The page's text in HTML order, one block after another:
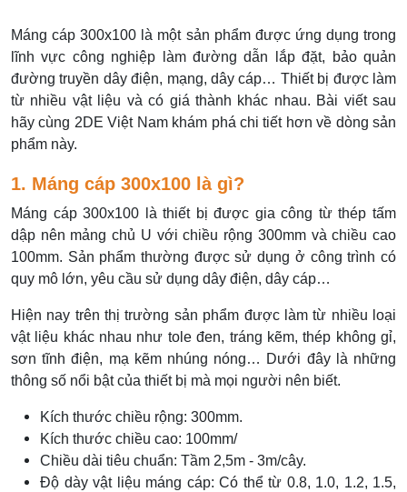
Máng cáp 300x100 là một sản phẩm được ứng dụng trong
lĩnh vực công nghiệp làm đường dẫn lắp đặt, bảo quản
đường truyền dây điện, mạng, dây cáp… Thiết bị được làm
từ nhiều vật liệu và có giá thành khác nhau. Bài viết sau
hãy cùng 2DE Việt Nam khám phá chi tiết hơn về dòng sản
phẩm này.
1. Máng cáp 300x100 là gì?
Máng cáp 300x100 là thiết bị được gia công từ thép tấm
dập nên mảng chủ U với chiều rộng 300mm và chiều cao
100mm. Sản phẩm thường được sử dụng ở công trình có
quy mô lớn, yêu cầu sử dụng dây điện, dây cáp…
Hiện nay trên thị trường sản phẩm được làm từ nhiều loại
vật liệu khác nhau như tole đen, tráng kẽm, thép không gỉ,
sơn tĩnh điện, mạ kẽm nhúng nóng… Dưới đây là những
thông số nổi bật của thiết bị mà mọi người nên biết.
Kích thước chiều rộng: 300mm.
Kích thước chiều cao: 100mm/
Chiều dài tiêu chuẩn: Tầm 2,5m - 3m/cây.
Độ dày vật liệu máng cáp: Có thể từ 0.8, 1.0, 1.2, 1.5,